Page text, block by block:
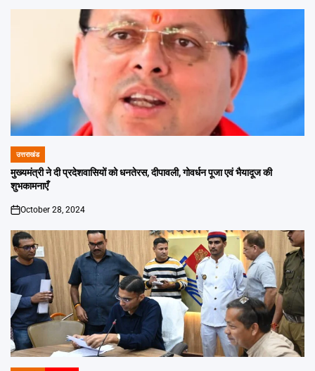
POSTED
IN
उत्तराखंड
मुख्यमंत्री ने दी प्रदेशवासियों को धनतेरस, दीपावली, गोवर्धन पूजा एवं भैयादूज की
शुभकामनाएँ
on
October 28, 2024